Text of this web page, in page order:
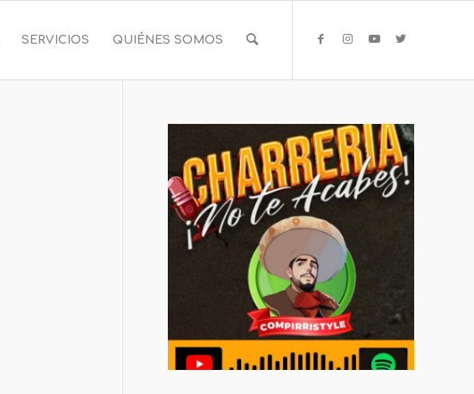
SERVICIOS QUIÉNES SOMOS